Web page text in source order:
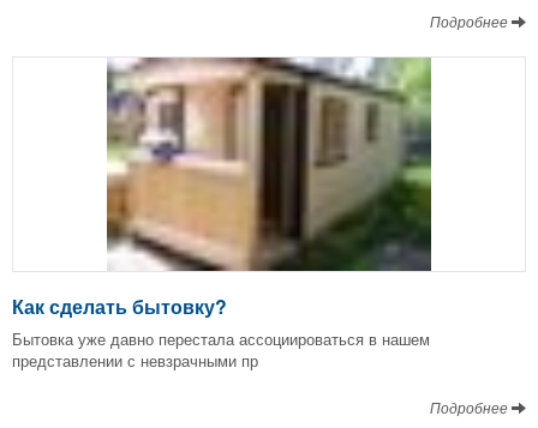
Подробнее
Как сделать бытовку?
Бытовка уже давно перестала ассоциироваться в нашем
представлении с невзрачными пр
Подробнее